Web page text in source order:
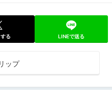
ト
る LINEで送る
ップ